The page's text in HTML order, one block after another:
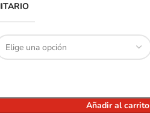
Añadir al carrito